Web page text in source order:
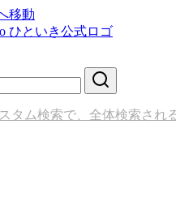
移動
タム検索で、全体検索され